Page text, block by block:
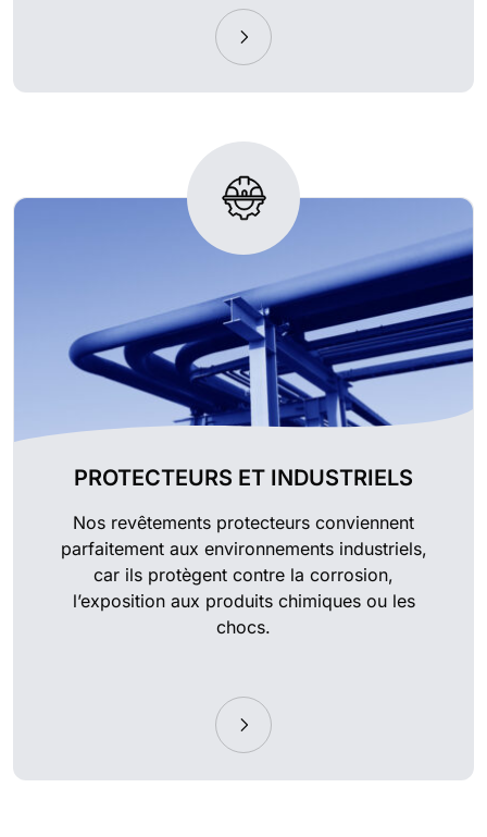
PROTECTEURS ET INDUSTRIELS
Nos revêtements protecteurs conviennent
parfaitement aux environnements industriels,
car ils protègent contre la corrosion,
l’exposition aux produits chimiques ou les
chocs.